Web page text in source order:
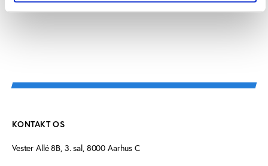
repræsentationslokaler til Lille Stadionhal.
KONTAKT OS
Vester Allé 8B, 3. sal, 8000 Aarhus C